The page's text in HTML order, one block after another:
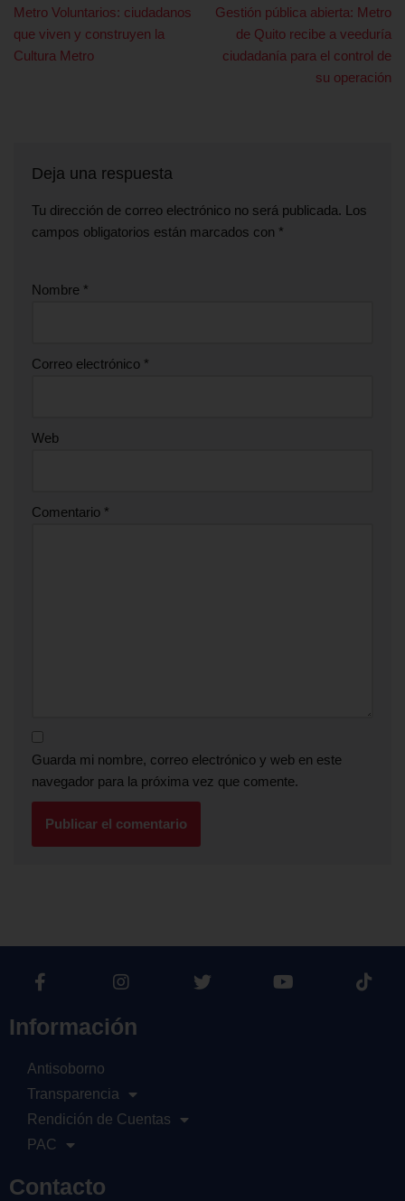
Metro Voluntarios: ciudadanos
que viven y construyen la
Cultura Metro
Gestión pública abierta: Metro
de Quito recibe a veeduría
ciudadanía para el control de
su operación
Deja una respuesta
Tu dirección de correo electrónico no será publicada. Los
campos obligatorios están marcados con *
Nombre *
Correo electrónico *
Web
Comentario *
Guarda mi nombre, correo electrónico y web en este
navegador para la próxima vez que comente.
Información
Antisoborno
Transparencia
Rendición de Cuentas
PAC
Contacto